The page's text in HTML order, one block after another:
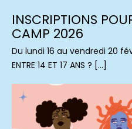
INSCRIPTIONS
CAMP 2026
Du lundi 16 au vendredi 20
ENTRE 14 ET 17 ANS ? […]